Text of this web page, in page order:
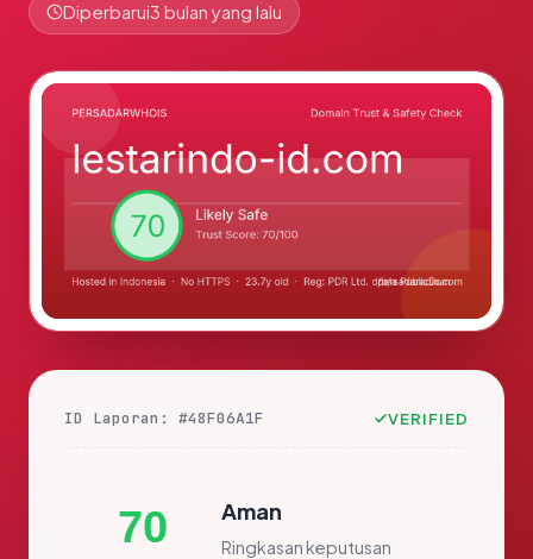
Diperbarui3 bulan yang lalu
ID Laporan: #48F06A1F VERIFIED
70 Aman
Ringkasan keputusan